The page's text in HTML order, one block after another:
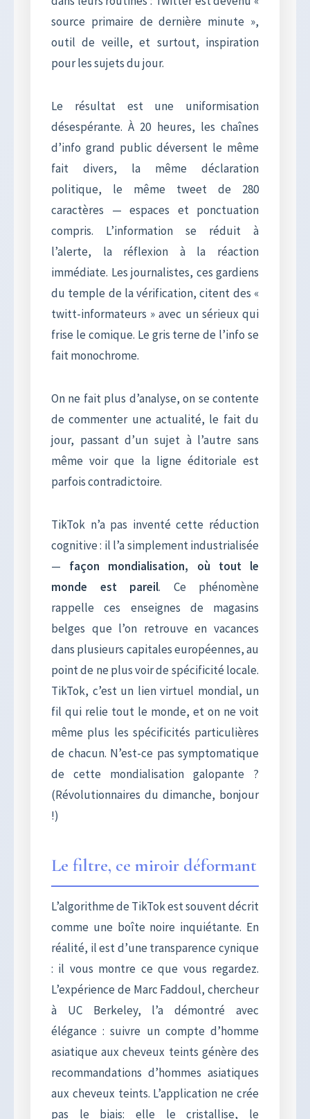
source primaire de dernière minute »,
outil de veille, et surtout, inspiration
pour les sujets du jour.
Le résultat est une uniformisation
désespérante. À 20 heures, les chaînes
d’info grand public déversent le même
fait divers, la même déclaration
politique, le même tweet de 280
caractères — espaces et ponctuation
compris. L’information se réduit à
l’alerte, la réflexion à la réaction
immédiate. Les journalistes, ces gardiens
du temple de la vérification, citent des «
twitt-informateurs » avec un sérieux qui
frise le comique. Le gris terne de l’info se
fait monochrome.
On ne fait plus d’analyse, on se contente
de commenter une actualité, le fait du
jour, passant d’un sujet à l’autre sans
même voir que la ligne éditoriale est
parfois contradictoire.
TikTok n’a pas inventé cette réduction
cognitive : il l’a simplement industrialisée
— façon mondialisation, où tout le
monde est pareil. Ce phénomène
rappelle ces enseignes de magasins
belges que l’on retrouve en vacances
dans plusieurs capitales européennes, au
point de ne plus voir de spécificité locale.
TikTok, c’est un lien virtuel mondial, un
fil qui relie tout le monde, et on ne voit
même plus les spécificités particulières
de chacun. N’est-ce pas symptomatique
de cette mondialisation galopante ?
(Révolutionnaires du dimanche, bonjour
!)
Le filtre, ce miroir déformant
L’algorithme de TikTok est souvent décrit
comme une boîte noire inquiétante. En
réalité, il est d’une transparence cynique
: il vous montre ce que vous regardez.
L’expérience de Marc Faddoul, chercheur
à UC Berkeley, l’a démontré avec
élégance : suivre un compte d’homme
asiatique aux cheveux teints génère des
recommandations d’hommes asiatiques
aux cheveux teints. L’application ne crée
pas le biais: elle le cristallise, le